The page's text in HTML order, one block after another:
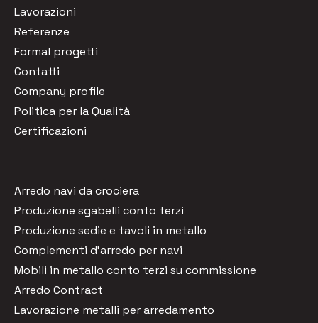
Lavorazioni
Referenze
Formal progetti
Contatti
Company profile
Politica per la Qualità
Certificazioni
Arredo navi da crociera
Produzione sgabelli conto terzi
Produzione sedie e tavoli in metallo
Complementi d'arredo per navi
Mobili in metallo conto terzi su commissione
Arredo Contract
Lavorazione metalli per arredamento